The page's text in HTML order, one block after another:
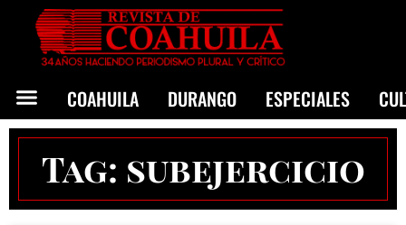
COAHUILA DURANGO ESPECIALES
Tag: subejercicio